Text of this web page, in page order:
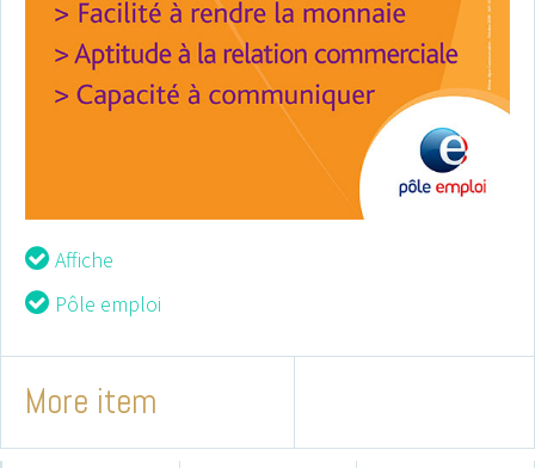
Affiche
Pôle emploi
More item
Notre musée a
appel aux
« Beaux rivages ». Elle a
recherchions. Le visuel a